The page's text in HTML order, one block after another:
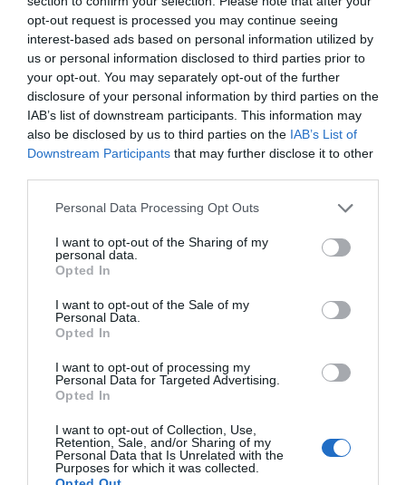
opt-out request is processed you may continue seeing
interest-based ads based on personal information utilized by
us or personal information disclosed to third parties prior to
your opt-out. You may separately opt-out of the further
disclosure of your personal information by third parties on the
IAB’s list of downstream participants. This information may
also be disclosed by us to third parties on the IAB’s List of
Downstream Participants that may further disclose it to other
Personal Data Processing Opt Outs
I want to opt-out of the Sharing of my
personal data.
Opted In
I want to opt-out of the Sale of my
Personal Data.
Opted In
I want to opt-out of processing my
Personal Data for Targeted Advertising.
Opted In
I want to opt-out of Collection, Use,
Retention, Sale, and/or Sharing of my
Personal Data that Is Unrelated with the
Purposes for which it was collected.
“In dubita pro reo”.
Y un aplauso para Rafaelito, se lo ha ganado a pulso (y a
Tigre Tigre
AñadirDiarioSabemos
como fuente preferida de
Google de forma gratuita
ACTIVAR AHORA